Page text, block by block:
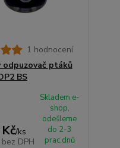
1 hodnocení
odpuzovač ptáků
BS
/ks
bez DPH
Skladem e-
shop,
odešleme
do 2-3
prac.dnů